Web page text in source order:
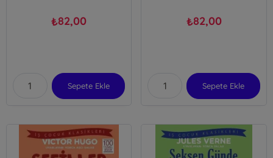
₺82,00
Sepete Ekle
₺82,00
Sepete Ekle